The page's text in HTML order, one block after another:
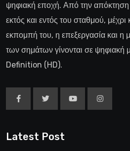
ψηφιακή εποχή. Από την απόκτηση
εκτός και εντός του σταθμού, μέχρι
εκπομπή του, η επεξεργασία και η
των σημάτων γίνονται σε ψηφιακή
Definition (HD).
Latest Post